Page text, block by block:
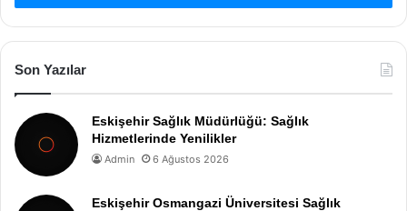
Son Yazılar
Eskişehir Sağlık Müdürlüğü: Sağlık
Hizmetlerinde Yenilikler
Admin 6 Ağustos 2026
Eskişehir Osmangazi Üniversitesi Sağlık